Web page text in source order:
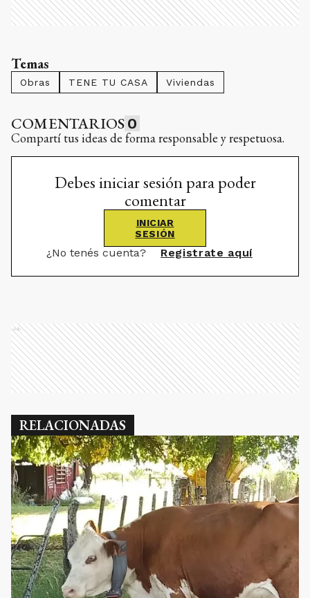
Temas
Obras TENE TU CASA Viviendas
COMENTARIOS 0
Compartí tus ideas de forma responsable y respetuosa.
Debes iniciar sesión para poder
comentar
INICIAR
SESIÓN
¿No tenés cuenta? Registrate aquí
Ads
RELACIONADAS